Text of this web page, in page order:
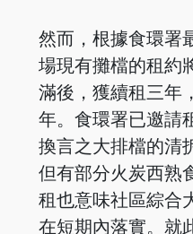
然而，根據食環署
場現有攤檔的租約
滿後，獲續租三年
年。食環署已邀請
換言之大排檔的清
但有部分火炭西熟
租也意味社區綜合
在短期內落實。就